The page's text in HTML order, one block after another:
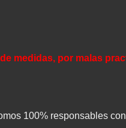
medidas, por malas
100% responsables